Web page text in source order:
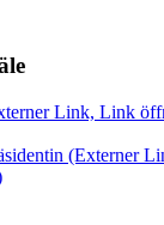
Link, Link
(Externer